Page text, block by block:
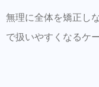
無理に全体を矯正し
で扱いやすくなるケ